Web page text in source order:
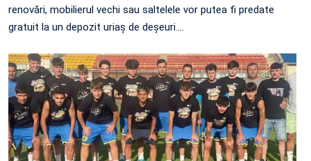
renovări, mobilierul vechi sau saltelele vor putea fi predate
gratuit la un depozit uriaș de deșeuri.…